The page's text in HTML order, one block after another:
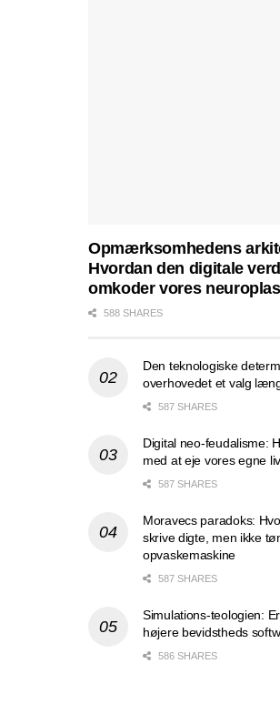
Opmærksomhedens
Hvordan den digitale
omkoder vores
588 SHARES
Den teknologiske
overhovedet et valg
587 SHARES
Digital neo-feudalisme:
med at eje vores egne liv
587 SHARES
Moravecs paradoks:
skrive digte, men ikke
opvaskemaskine
587 SHARES
Simulations-teologien:
højere bevidstheds
586 SHARES